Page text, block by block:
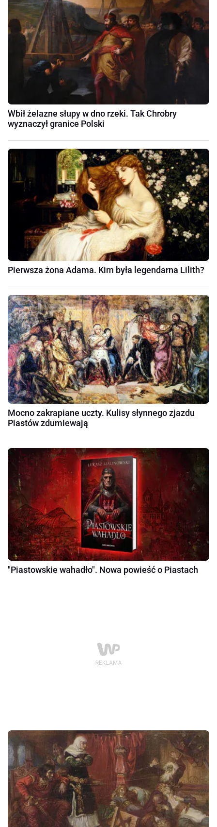
Wbił żelazne słupy w dno rzeki. Tak Chrobry
wyznaczył granice Polski
Pierwsza żona Adama. Kim była legendarna Lilith?
Mocno zakrapiane uczty. Kulisy słynnego zjazdu
Piastów zdumiewają
"Piastowskie wahadło". Nowa powieść o Piastach